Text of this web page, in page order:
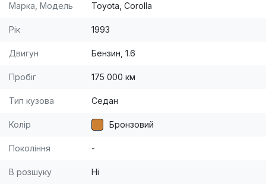
Марка, Модель Toyota, Corolla
Рік 1993
Двигун Бензин, 1.6
Пробіг 175 000 км
Тип кузова Седан
Колір Бронзовий
Покоління -
В розшуку Ні